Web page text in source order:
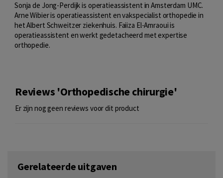
Sonja de Jong-Perdijk is operatieassistent in Amsterdam UMC.
Arne Wibier is operatieassistent en vakspecialist orthopedie in
het Albert Schweitzer ziekenhuis. Faiiza El-Amraoui is
operatieassistent en werkt gedetacheerd met expertise
orthopedie.
Reviews 'Orthopedische chirurgie'
Er zijn nog geen reviews voor dit product
Gerelateerde uitgaven